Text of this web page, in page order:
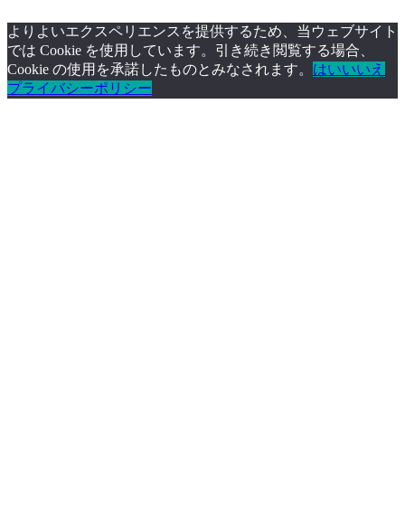
よりよいエクスペリエンスを提供するため、当ウェブサイト
では Cookie を使用しています。引き続き閲覧する場合、
Cookie の使用を承諾したものとみなされます。 はいいいえ
プライバシーポリシー